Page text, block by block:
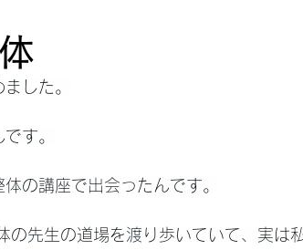
した。
す。
の講座で出会ったんです。
先生の道場を渡り歩いていて、実は